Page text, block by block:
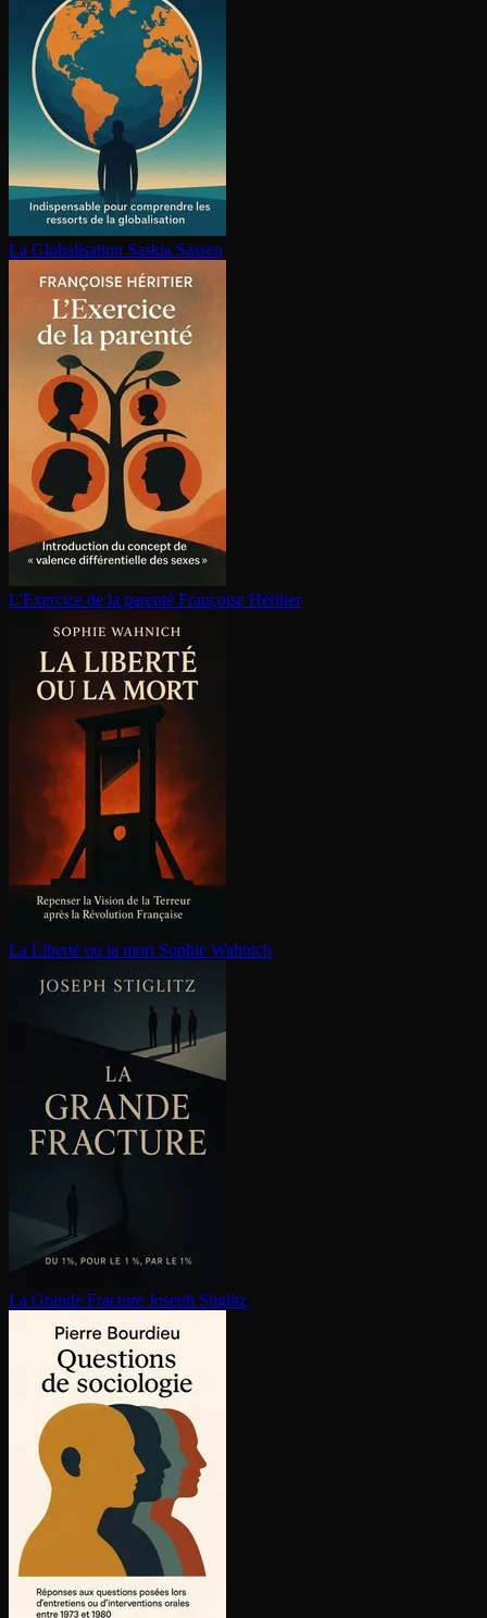
La Glo­ba­li­sa­tion Saskia Sassen
L'Exercice de la parenté Françoise Héritier
La Liberté ou la mort Sophie Wahnich
La Grande Fracture Joseph Stiglitz